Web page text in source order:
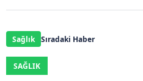
Sağlık Sıradaki Haber
SAĞLIK